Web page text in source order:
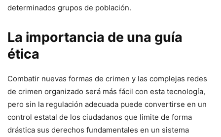
determinados grupos de población.
La importancia de una guía
ética
Combatir nuevas formas de crimen y las complejas redes
de crimen organizado será más fácil con esta tecnología,
pero sin la regulación adecuada puede convertirse en un
control estatal de los ciudadanos que limite de forma
drástica sus derechos fundamentales en un sistema